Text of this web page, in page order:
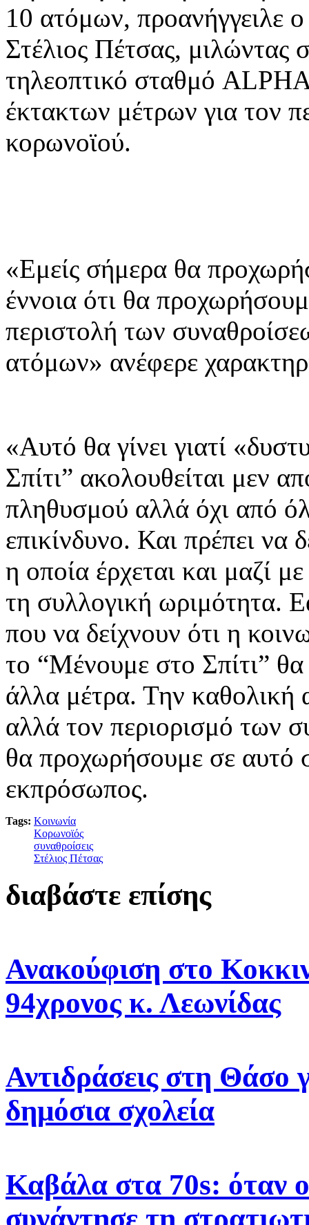
10 ατόμων, προανήγγειλε
Στέλιος Πέτσας,
τηλεοπτικό σταθμό
έκτακτων μέτρων για τον
κορωνοϊού.
«Εμείς σήμερα θα
έννοια ότι θα
περιστολή των
ατόμων» ανέφερε
«Αυτό θα γίνει γιατί
Σπίτι” ακολουθείται μεν
πληθυσμού αλλά όχι από
επικίνδυνο. Και πρέπει να
η οποία έρχεται και μαζί
τη συλλογική ωριμότητα.
που να δείχνουν ότι η
το “Μένουμε στο Σπίτι”
άλλα μέτρα. Την καθολική
αλλά τον περιορισμό των
θα προχωρήσουμε σε αυτό
εκπρόσωπος.
Tags: Κοινωνία
Κορωνοϊός
συναθροίσεις
Στέλιος Πέτσας
διαβάστε επίσης
Ανακούφιση στο
94χρονος κ. Λεωνίδας
Αντιδράσεις στη Θάσο
δημόσια σχολεία
Καβάλα στα 70s: όταν
συνάντησε τη